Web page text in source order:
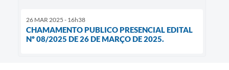
26 MAR 2025 - 16h38
CHAMAMENTO PUBLICO PRESENCIAL EDITAL
Nº 08/2025 DE 26 DE MARÇO DE 2025.